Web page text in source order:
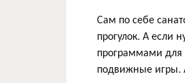
Сам по себе
прогулок. А если
программами
подвижные игры.